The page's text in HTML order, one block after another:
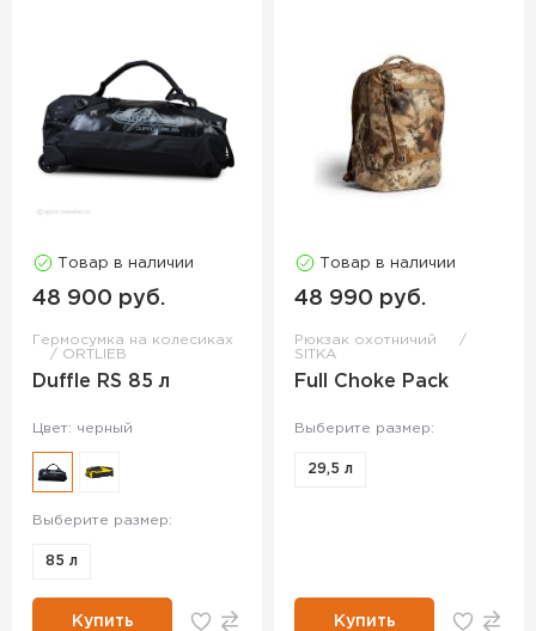
Товар в наличии
48 900 руб.
Гермосумка на колесиках
ORTLIEB
Duffle RS 85 л
Цвет: черный
Выберите размер:
85 л
Купить
Товар в наличии
48 990 руб.
Рюкзак охотничий
SITKA
Full Choke Pack
Выберите размер:
29,5 л
Купить